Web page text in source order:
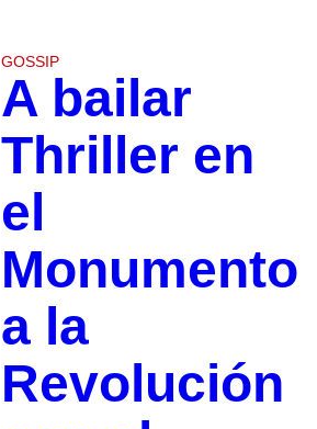
GOSSIP
A bailar
Thriller en
el
Monumento
a la
Revolución